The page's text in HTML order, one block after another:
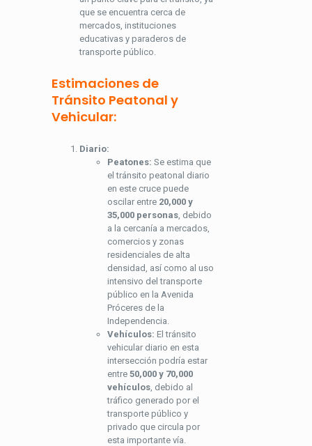
que se encuentra cerca de
mercados, instituciones
educativas y paraderos de
transporte público.
Estimaciones de
Tránsito Peatonal y
Vehicular:
Diario:
Peatones: Se estima que
el tránsito peatonal diario
en este cruce puede
oscilar entre 20,000 y
35,000 personas , debido
a la cercanía a mercados,
comercios y zonas
residenciales de alta
densidad, así como al uso
intensivo del transporte
público en la Avenida
Próceres de la
Independencia.
Vehículos: El tránsito
vehicular diario en esta
intersección podría estar
entre 50,000 y 70,000
vehículos , debido al
tráfico generado por el
transporte público y
privado que circula por
esta importante vía.